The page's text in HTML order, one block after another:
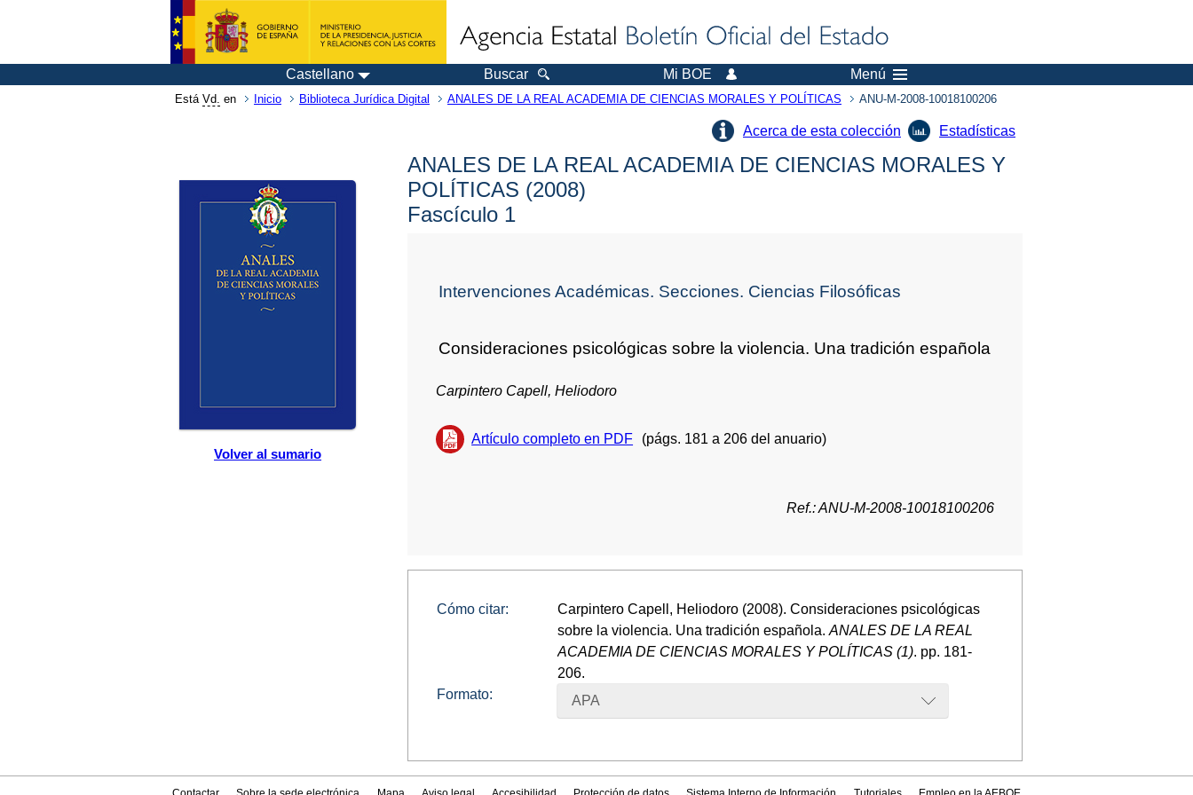
Castellano Buscar Mi BOE Menú
Está Vd. en Inicio Biblioteca Jurídica Digital ANALES DE LA REAL ACADEMIA DE CIENCIAS MORALES Y POLÍTICAS ANU-M-2008-10018100206
Acerca de esta colección Estadísticas
Volver al sumario
ANALES DE LA REAL ACADEMIA DE CIENCIAS MORALES Y
POLÍTICAS (2008)
Fascículo 1
Intervenciones Académicas. Secciones. Ciencias Filosóficas
Consideraciones psicológicas sobre la violencia. Una tradición española
Carpintero Capell, Heliodoro
Artículo completo en PDF (págs. 181 a 206 del anuario)
Ref.: ANU-M-2008-10018100206
Cómo citar:
Carpintero Capell, Heliodoro (2008). Consideraciones psicológicas
sobre la violencia. Una tradición española.ANALES DE LA REAL
ACADEMIA DE CIENCIAS MORALES Y POLÍTICAS (1). pp. 181-
206.
Formato:
APA